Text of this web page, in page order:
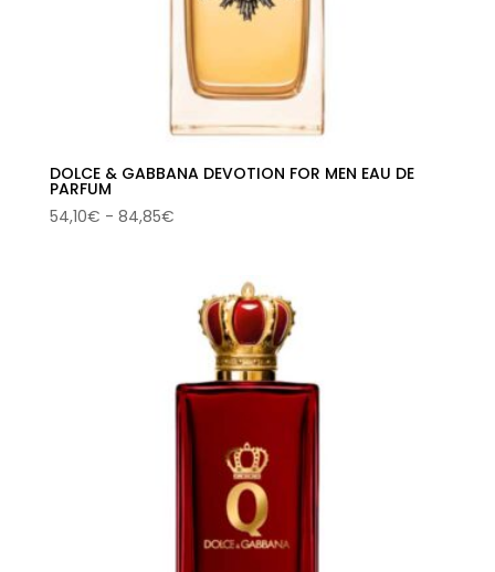
DOLCE & GABBANA DEVOTION FOR MEN EAU DE
PARFUM
54,10€ - 84,85€Rango
desde
54,10€
hasta
84,85€